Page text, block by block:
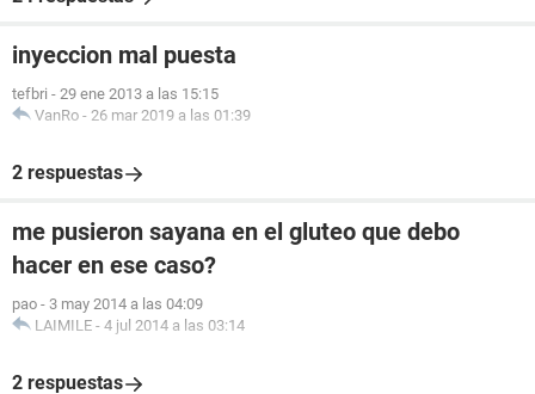
inyeccion mal puesta
tefbri - 29 ene 2013 a las 15:15
VanRo - 26 mar 2019 a las 01:39
2 respuestas
me pusieron sayana en el gluteo que debo
hacer en ese caso?
pao - 3 may 2014 a las 04:09
LAIMILE - 4 jul 2014 a las 03:14
2 respuestas